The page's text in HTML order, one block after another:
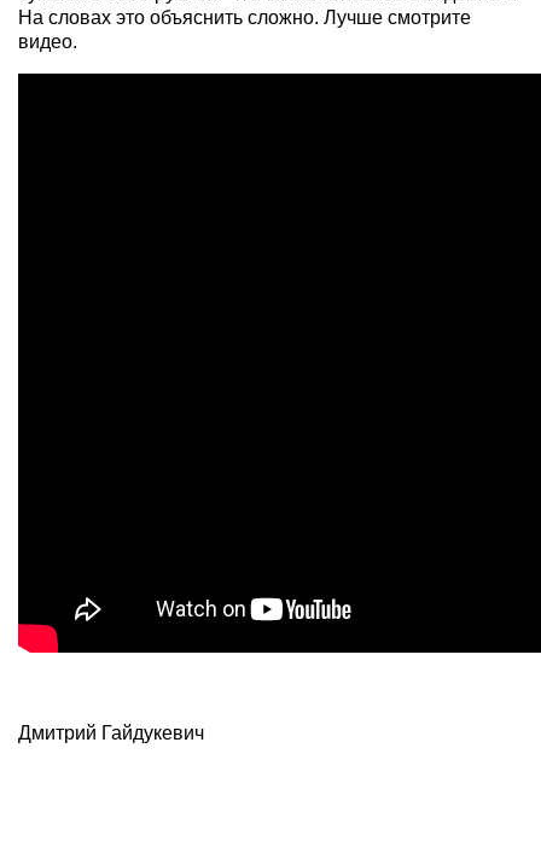
На словах это объяснить сложно. Лучше смотрите
видео.
Дмитрий Гайдукевич